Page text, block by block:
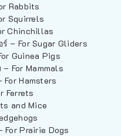
Rabbits
Squirrels
Chinchillas
– For Sugar Gliders
Guinea Pigs
For Mammals
Hamsters
Ferrets
and Mice
Prairie Dogs